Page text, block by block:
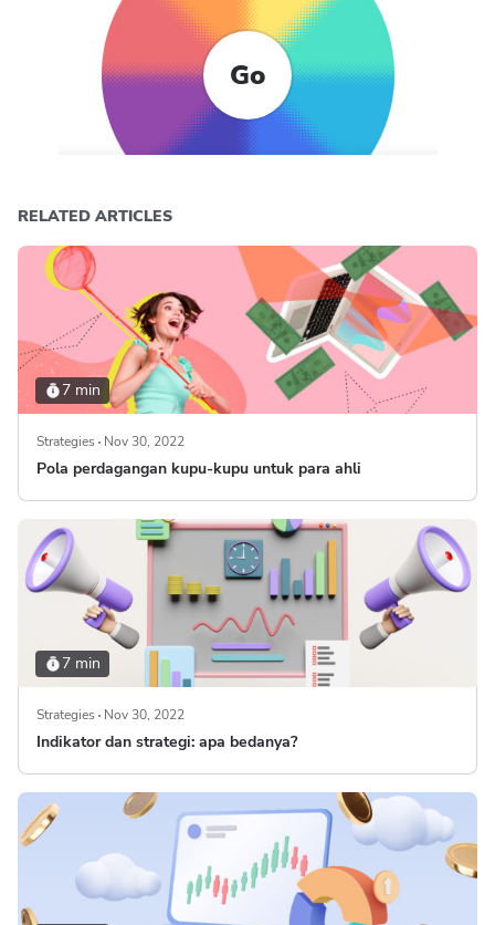
Go
RELATED ARTICLES
7 min
Strategies Nov 30, 2022
Pola perdagangan kupu-kupu untuk para ahli
7 min
Strategies Nov 30, 2022
Indikator dan strategi: apa bedanya?